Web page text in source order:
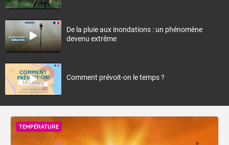
De la pluie aux inondations : un phénomène
devenu extrême
Comment prévoit-on le temps ?
TEMPÉRATURE